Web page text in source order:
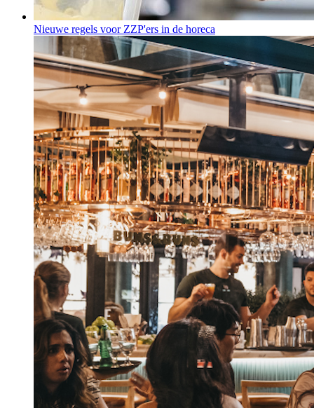
Nieuwe regels voor ZZP'ers in de horeca